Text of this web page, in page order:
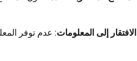
الافتقار إلى المعلومات: عدم توفر